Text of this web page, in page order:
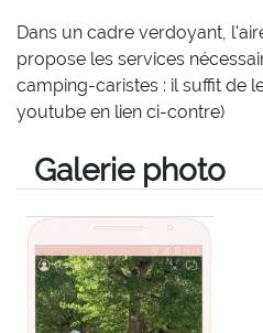
Dans un cadre verdoyant,
propose les services
camping-caristes : il suffit de
youtube en lien ci-contre)
Galerie photo